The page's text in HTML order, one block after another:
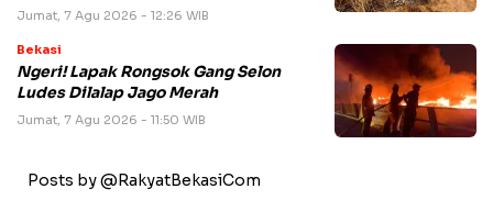
Jumat, 7 Agu 2026 - 12:26 WIB
Bekasi
Ngeri! Lapak Rongsok Gang Selon
Ludes Dilalap Jago Merah
Jumat, 7 Agu 2026 - 11:50 WIB
Posts by @RakyatBekasiCom